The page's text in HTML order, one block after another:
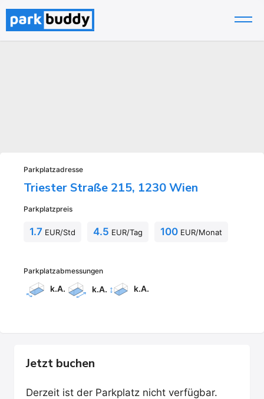
Zum
Inhalt
Parkplatzadresse
Triester Straße 215, 1230 Wien
Parkplatzpreis
1.7 EUR/Std 4.5 EUR/Tag 100 EUR/Monat
Parkplatzabmessungen
k.A. k.A. k.A.
Jetzt buchen
Derzeit ist der Parkplatz nicht verfügbar.